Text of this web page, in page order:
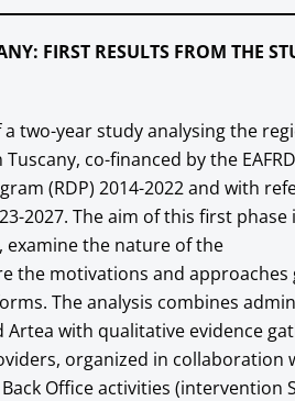
FIRST RESULTS FROM THE
two-year study analysing the
co-financed by the
(RDP) 2014-2022 and with
2027. The aim of this first phase
the nature of the
the motivations and approaches
The analysis combines
with qualitative evidence
organized in collaboration
Office activities (intervention